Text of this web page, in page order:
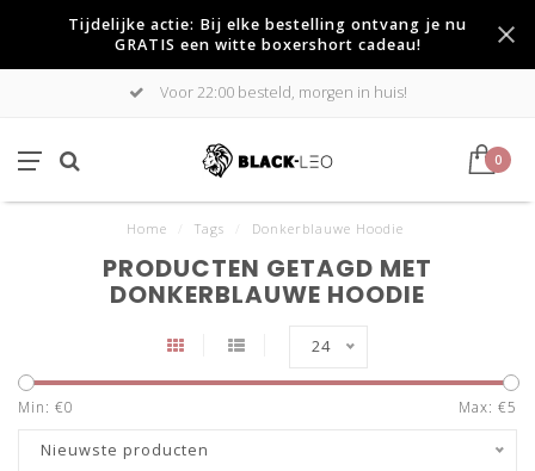
Tijdelijke actie: Bij elke bestelling ontvang je nu
GRATIS een witte boxershort cadeau!
Voor 22:00 besteld, morgen in huis!
0
Home Tags Donkerblauwe Hoodie
PRODUCTEN GETAGD MET
DONKERBLAUWE HOODIE
24
Min: €0 Max: €5
Nieuwste producten